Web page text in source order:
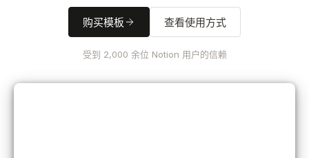
购买模板 查看使用方式
受到 2,000 余位 Notion 用户的信赖